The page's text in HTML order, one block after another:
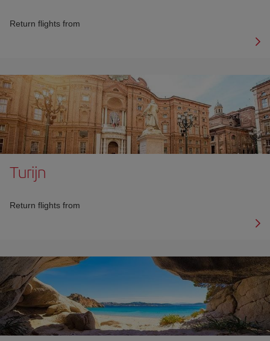
Return flights from
Turijn
Return flights from